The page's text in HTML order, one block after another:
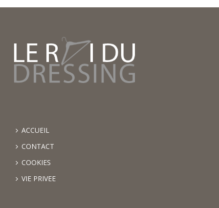
ACCUEIL
CONTACT
COOKIES
VIE PRIVEE